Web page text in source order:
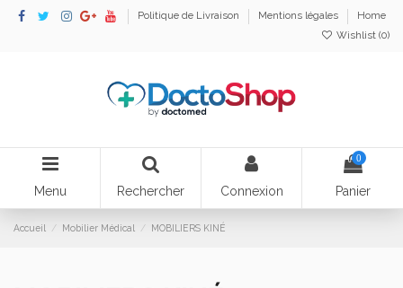
Politique de Livraison Mentions légales
Home
Wishlist (0)
Menu Rechercher Connexion
0
Panier
Accueil Mobilier Médical MOBILIERS KINÉ